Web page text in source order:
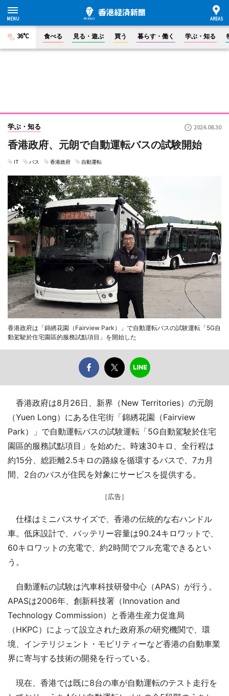
36°C 食べる 見る・遊ぶ 買う 暮らす・働く 学ぶ・知る
学ぶ・知る 2024.08.30
香港政府、元朗で自動運転バスの試験開始
IT バス 香港政府 自動運転
香港政府は「錦綉花園（Fairview Park）」で自動運転バスの試験運転「5G自
動駕駛於住宅園區的服務試點項目」を開始した
香港政府は8月26日、新界（New Territories）の元朗
（Yuen Long）にある住宅街「錦綉花園（Fairview
Park）」で自動運転バスの試験運転「5G自動駕駛於住宅
園區的服務試點項目」を始めた。時速30キロ、全行程は
約15分、総距離2.5キロの路線を循環するバスで、7カ月
間、2台のバスが住民を対象にサービスを提供する。
［広告］
仕様はミニバスサイズで、香港の伝統的な右ハンドル
車。低床設計で、バッテリー容量は90.24キロワットで、
60キロワットの充電で、約2時間でフル充電できるとい
う。
自動運転の試験は汽車科技研發中心（APAS）が行う。
APASは2006年、創新科技署（Innovation and
Technology Commission）と香港生産力促進局
（HKPC）によって設立された政府系の研究機関で、環
境、インテリジェント・モビリティーなど香港の自動車業
界に寄与する技術の開発を行っている。
現在、香港では既に8台の車が自動運転のテスト走行を